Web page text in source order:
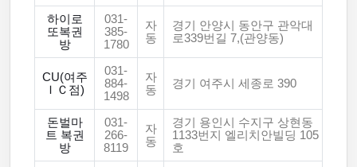
하이로
또복권
방
031-
385-
1780
자
동
경기 안양시 동안구 관악대
로339번길 7,(관양동)
CU(여주
ＩＣ점)
031-
884-
1498
자
동
경기 여주시 세종로 390
돈벌마
트 복권
방
031-
266-
8119
자
동
경기 용인시 수지구 상현동
1133번지 엘리치안빌딩 105
호